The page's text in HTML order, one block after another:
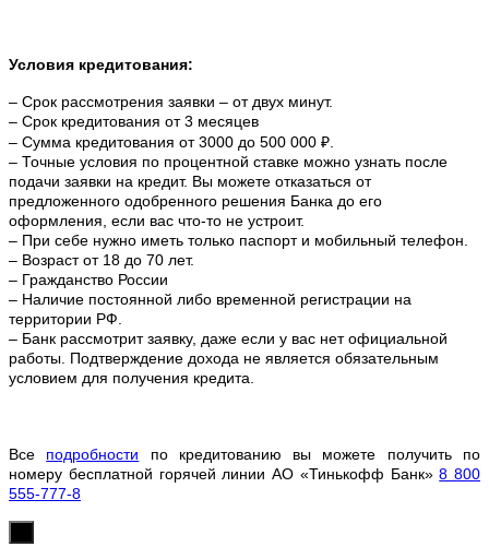
Условия кредитования:
– Срок рассмотрения заявки – от двух минут.
– Срок кредитования от 3 месяцев
– Сумма кредитования от 3000 до 500 000 ₽.
– Точные условия по процентной ставке можно узнать после
подачи заявки на кредит. Вы можете отказаться от
предложенного одобренного решения Банка до его
оформления, если вас что-то не устроит.
– При себе нужно иметь только паспорт и мобильный телефон.
– Возраст от 18 до 70 лет.
– Гражданство России
– Наличие постоянной либо временной регистрации на
территории РФ.
– Банк рассмотрит заявку, даже если у вас нет официальной
работы. Подтверждение дохода не является обязательным
условием для получения кредита.
Все подробности по кредитованию вы можете получить по
номеру бесплатной горячей линии АО «Тинькофф Банк»8 800
555-777-8